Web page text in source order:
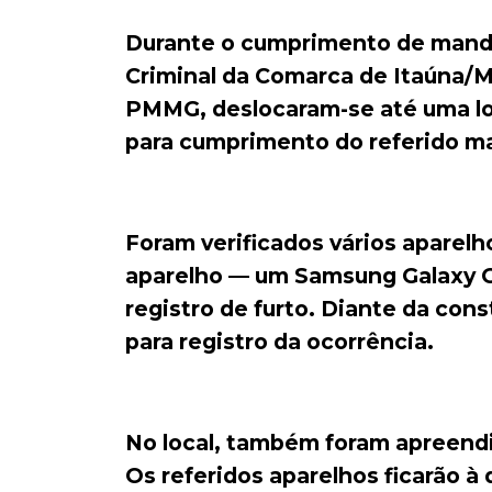
Durante o cumprimento de
Criminal da Comarca de Itaúna/
PMMG, deslocaram-se até uma
para cumprimento do referido
Foram verificados vários
aparelho — um Samsung
registro de furto. Diante da
para registro da ocorrência.
No local, também foram
Os referidos aparelhos ficarão à